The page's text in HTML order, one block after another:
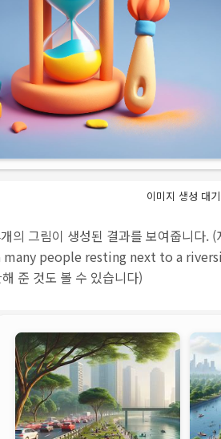
이미지 생성 대기
의 그림이 생성된 결과를 보여줍니다.
people resting next to a
준 것도 볼 수 있습니다)